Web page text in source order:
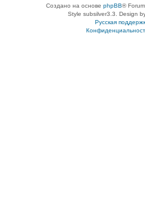
Создано на основе phpBB®
Style subsilver3.3. Design
Русская